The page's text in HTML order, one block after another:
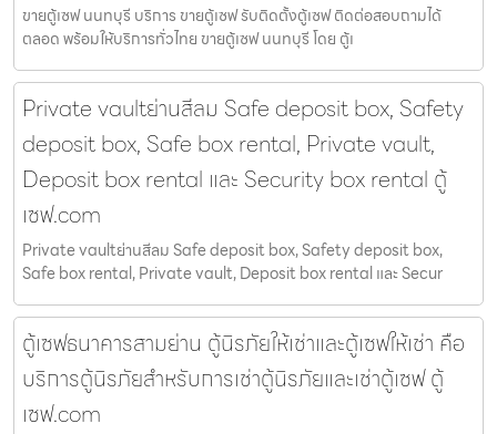
ขายตู้เซฟ นนทบุรี บริการ ขายตู้เซฟ รับติดตั้งตู้เซฟ ติดต่อสอบถามได้
ตลอด พร้อมให้บริการทั่วไทย ขายตู้เซฟ นนทบุรี โดย ตู้เ
Private vaultย่านสีลม Safe deposit box, Safety
deposit box, Safe box rental, Private vault,
Deposit box rental และ Security box rental ตู้
เซฟ.com
Private vaultย่านสีลม Safe deposit box, Safety deposit box,
Safe box rental, Private vault, Deposit box rental และ Secur
ตู้เซฟธนาคารสามย่าน ตู้นิรภัยให้เช่าและตู้เซฟให้เช่า คือ
บริการตู้นิรภัยสำหรับการเช่าตู้นิรภัยและเช่าตู้เซฟ ตู้
เซฟ.com